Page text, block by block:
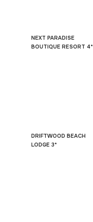
NEXT PARADISE
BOUTIQUE RESORT 4*
DRIFTWOOD BEACH
LODGE 3*